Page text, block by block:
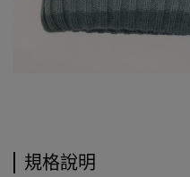
規格說明